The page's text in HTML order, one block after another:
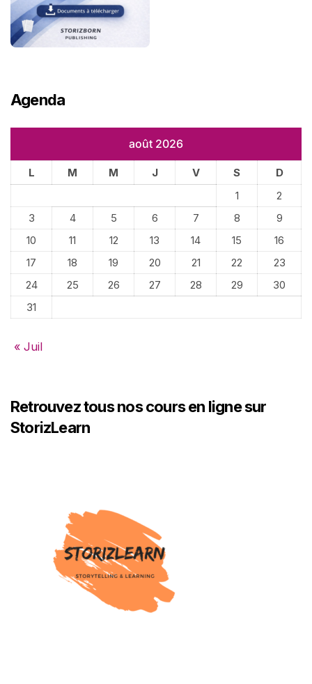
Agenda
août 2026
L M M J V S
D
1
2
3
4 5 6 7 8
9
10
11 12 13 14 15
16
17
18 19 20 21 22
23
24
25 26 27 28 29
30
31
« Juil
Retrouvez tous nos cours en ligne sur
StorizLearn